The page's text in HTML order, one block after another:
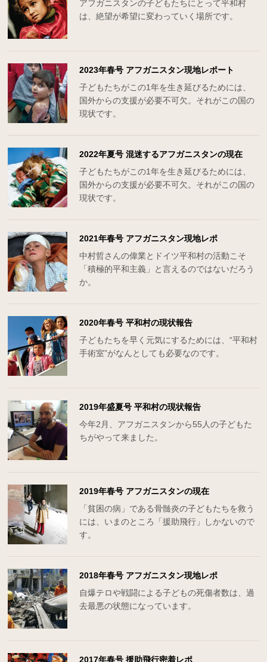
アフガニスタンの子どもたちにとって平和村
は、絶望が希望に変わっていく場所です。
2023年春号 アフガニスタン現地レポート
子どもたちがこの1年を生き延びるためには、
国外からの支援が必要不可欠。それがこの国の
現状です。
2022年夏号 混迷するアフガニスタンの現在
子どもたちがこの1年を生き延びるためには、
国外からの支援が必要不可欠。それがこの国の
現状です。
2021年春号 アフガニスタン現地レポ
中村哲さんの偉業とドイツ平和村の活動こそ
「積極的平和主義」と言えるのではないだろう
か。
2020年春号 平和村の現状報告
子どもたちを早く元気にするためには、“平和村
手術室”がなんとしても必要なのです。
2019年盛夏号 平和村の現状報告
今年2月、アフガニスタンから55人の子どもた
ちがやって来ました。
2019年春号 アフガニスタンの現在
「貧困の病」である骨髄炎の子どもたちを救う
には、いまのところ「援助飛行」しかないので
す。
2018年春号 アフガニスタン現地レポ
自爆テロや戦闘による子どもの死傷者数は、過
去最悪の状態になっています。
2017年春号 援助飛行密着レポ